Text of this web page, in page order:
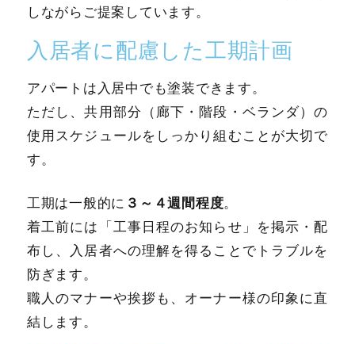
しながらご提案しています。
入居者に配慮した工期計画
アパートは入居中でも塗装できます。
ただし、共用部分（廊下・階段・ベランダ）の
使用スケジュールをしっかり組むことが大切で
す。
工期は一般的に ３～４週間程度。
着工前には「工事日程のお知らせ」を掲示・配
布し、入居者への理解を得ることでトラブルを
防ぎます。
職人のマナーや挨拶も、オーナー様の印象に直
結します。